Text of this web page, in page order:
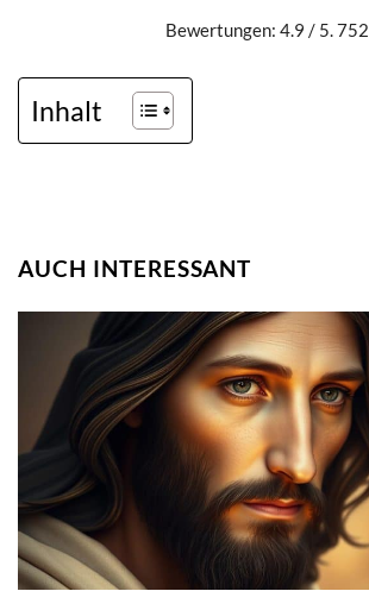
Bewertungen: 4.9 / 5. 752
Inhalt
AUCH INTERESSANT